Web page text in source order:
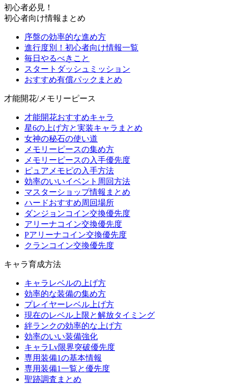
初心者必見！
初心者向け情報まとめ
序盤の効率的な進め方
進行度別！初心者向け情報一覧
毎日やるべきこと
スタートダッシュミッション
おすすめ有償パックまとめ
才能開花/メモリーピース
才能開花おすすめキャラ
星6の上げ方と実装キャラまとめ
女神の秘石の使い道
メモリーピースの集め方
メモリーピースの入手優先度
ピュアメモピの入手方法
効率のいいイベント周回方法
マスターショップ情報まとめ
ハードおすすめ周回場所
ダンジョンコイン交換優先度
アリーナコイン交換優先度
Pアリーナコイン交換優先度
クランコイン交換優先度
キャラ育成方法
キャラレベルの上げ方
効率的な装備の集め方
プレイヤーレベル上げ方
現在のレベル上限と解放タイミング
絆ランクの効率的な上げ方
効率のいい装備強化
キャラLv限界突破優先度
専用装備1の基本情報
専用装備1一覧と優先度
聖跡調査まとめ